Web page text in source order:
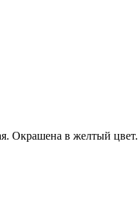
Окрашена в желтый